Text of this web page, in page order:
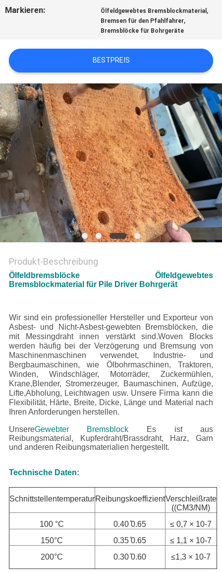
ZITAT
SITEMAP
PRIVACY
POLICY
Markieren: Ölfeldgewebtes Bremsblockmaterial ,
Bremsen für den Pfahlfahrer,
Bremsblöcke für Bohrgeräte
BESTPREIS
Produkt-Beschreibung
Ölfeldbremsblöcke Ölfeldgewebtes
Bremsblockmaterial für Pile Driver Bohrgerät
Wir sind ein professioneller Hersteller und Exporteur von
Asbest- und Nicht-Asbest-gewebten Bremsblöcken, die
mit Messingdraht innen verstärkt sind.Woven Blocks
werden häufig bei der Verzögerung und Bremsung von
Maschinenmaschinen verwendet, Industrie- und
Bergbaumaschinen, wie Ölbohrmaschinen, Traktoren,
Winden, Windschläger, Motorräder, Zuckermühlen,
Krane,Blender, Stromerzeuger, Baumaschinen, Aufzüge,
Lifte,Abholung, Leichtwagen usw. Unsere Firma kann die
Flexibilität, Härte, Breite, Dicke, Länge und Material nach
Ihren Anforderungen herstellen.
UnsereGewebter Bremsblock
Es ist aus
Reibungsmaterial, Kupferdraht/Brassdraht, Harz, Garn
und anderen Reibungsmaterialien hergestellt.
Technische Daten:
SchnittstellentemperaturReibungskoeffizientVerschleißrate
((CM3/NM)
100 °C
0.40 ̊0.65
≤ 0,7 × 10-7
150°C
0.35 ̊0.65
≤ 1,1 × 10-7
200°C
0.30 ̊0.60 ≤1,3 × 10-7